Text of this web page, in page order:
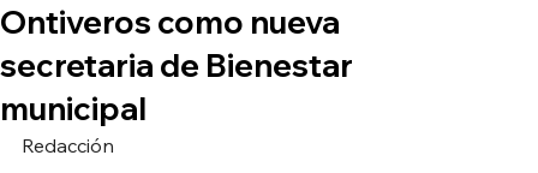
Ontiveros como nueva
secretaria de Bienestar
municipal
Redacción